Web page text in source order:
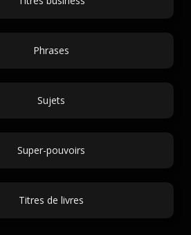
Phrases
Sujets
Super-pouvoirs
Titres de livres